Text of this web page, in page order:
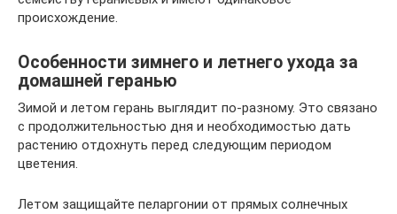
происхождение.
Особенности зимнего и летнего ухода за
домашней геранью
Зимой и летом герань выглядит по-разному. Это связано
с продолжительностью дня и необходимостью дать
растению отдохнуть перед следующим периодом
цветения.
Летом защищайте пеларгонии от прямых солнечных